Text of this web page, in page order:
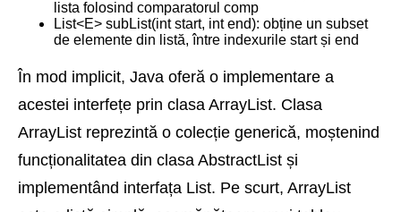
lista folosind comparatorul comp
List<E> subList(int start, int end): obține un subset
de elemente din listă, între indexurile start și end
În mod implicit, Java oferă o implementare a
acestei interfețe prin clasa ArrayList. Clasa
ArrayList reprezintă o colecție generică, moștenind
funcționalitatea din clasa AbstractList și
implementând interfața List. Pe scurt, ArrayList